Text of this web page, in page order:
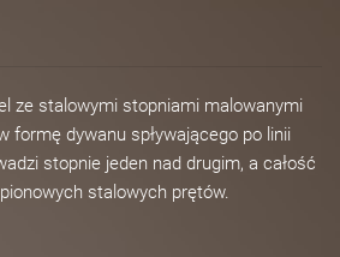
ze stalowymi stopniami malowanymi
formę dywanu spływającego po linii
stopnie jeden nad drugim, a całość
stalowych prętów.